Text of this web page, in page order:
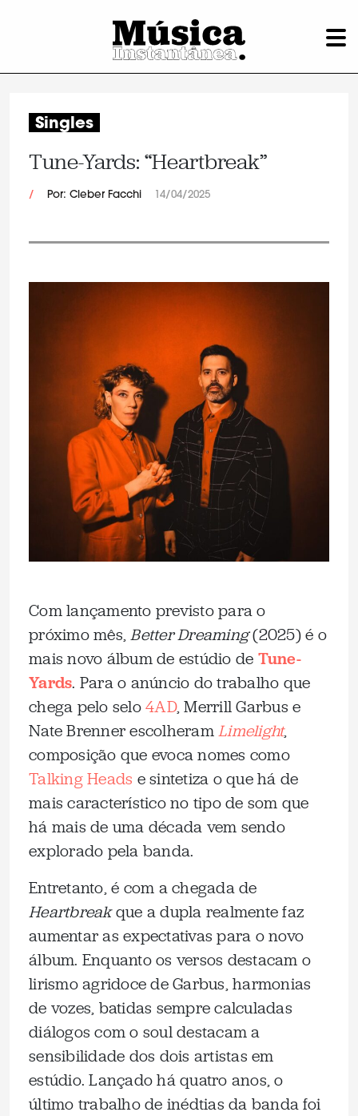
Singles
Tune-Yards: “Heartbreak”
/ Por: Cleber Facchi 14/04/2025
Com lançamento previsto para o
próximo mês,Better Dreaming(2025) é o
mais novo álbum de estúdio de Tune-
Yards. Para o anúncio do trabalho que
chega pelo selo4AD, Merrill Garbus e
Nate Brenner escolheramLimelight,
composição que evoca nomes como
Talking Heads e sintetiza o que há de
mais característico no tipo de som que
há mais de uma década vem sendo
explorado pela banda.
Entretanto, é com a chegada de
Heartbreakque a dupla realmente faz
aumentar as expectativas para o novo
álbum. Enquanto os versos destacam o
lirismo agridoce de Garbus, harmonias
de vozes, batidas sempre calculadas
diálogos com o soul destacam a
sensibilidade dos dois artistas em
estúdio. Lançado há quatro anos, o
último trabalho de inédtias da banda foi